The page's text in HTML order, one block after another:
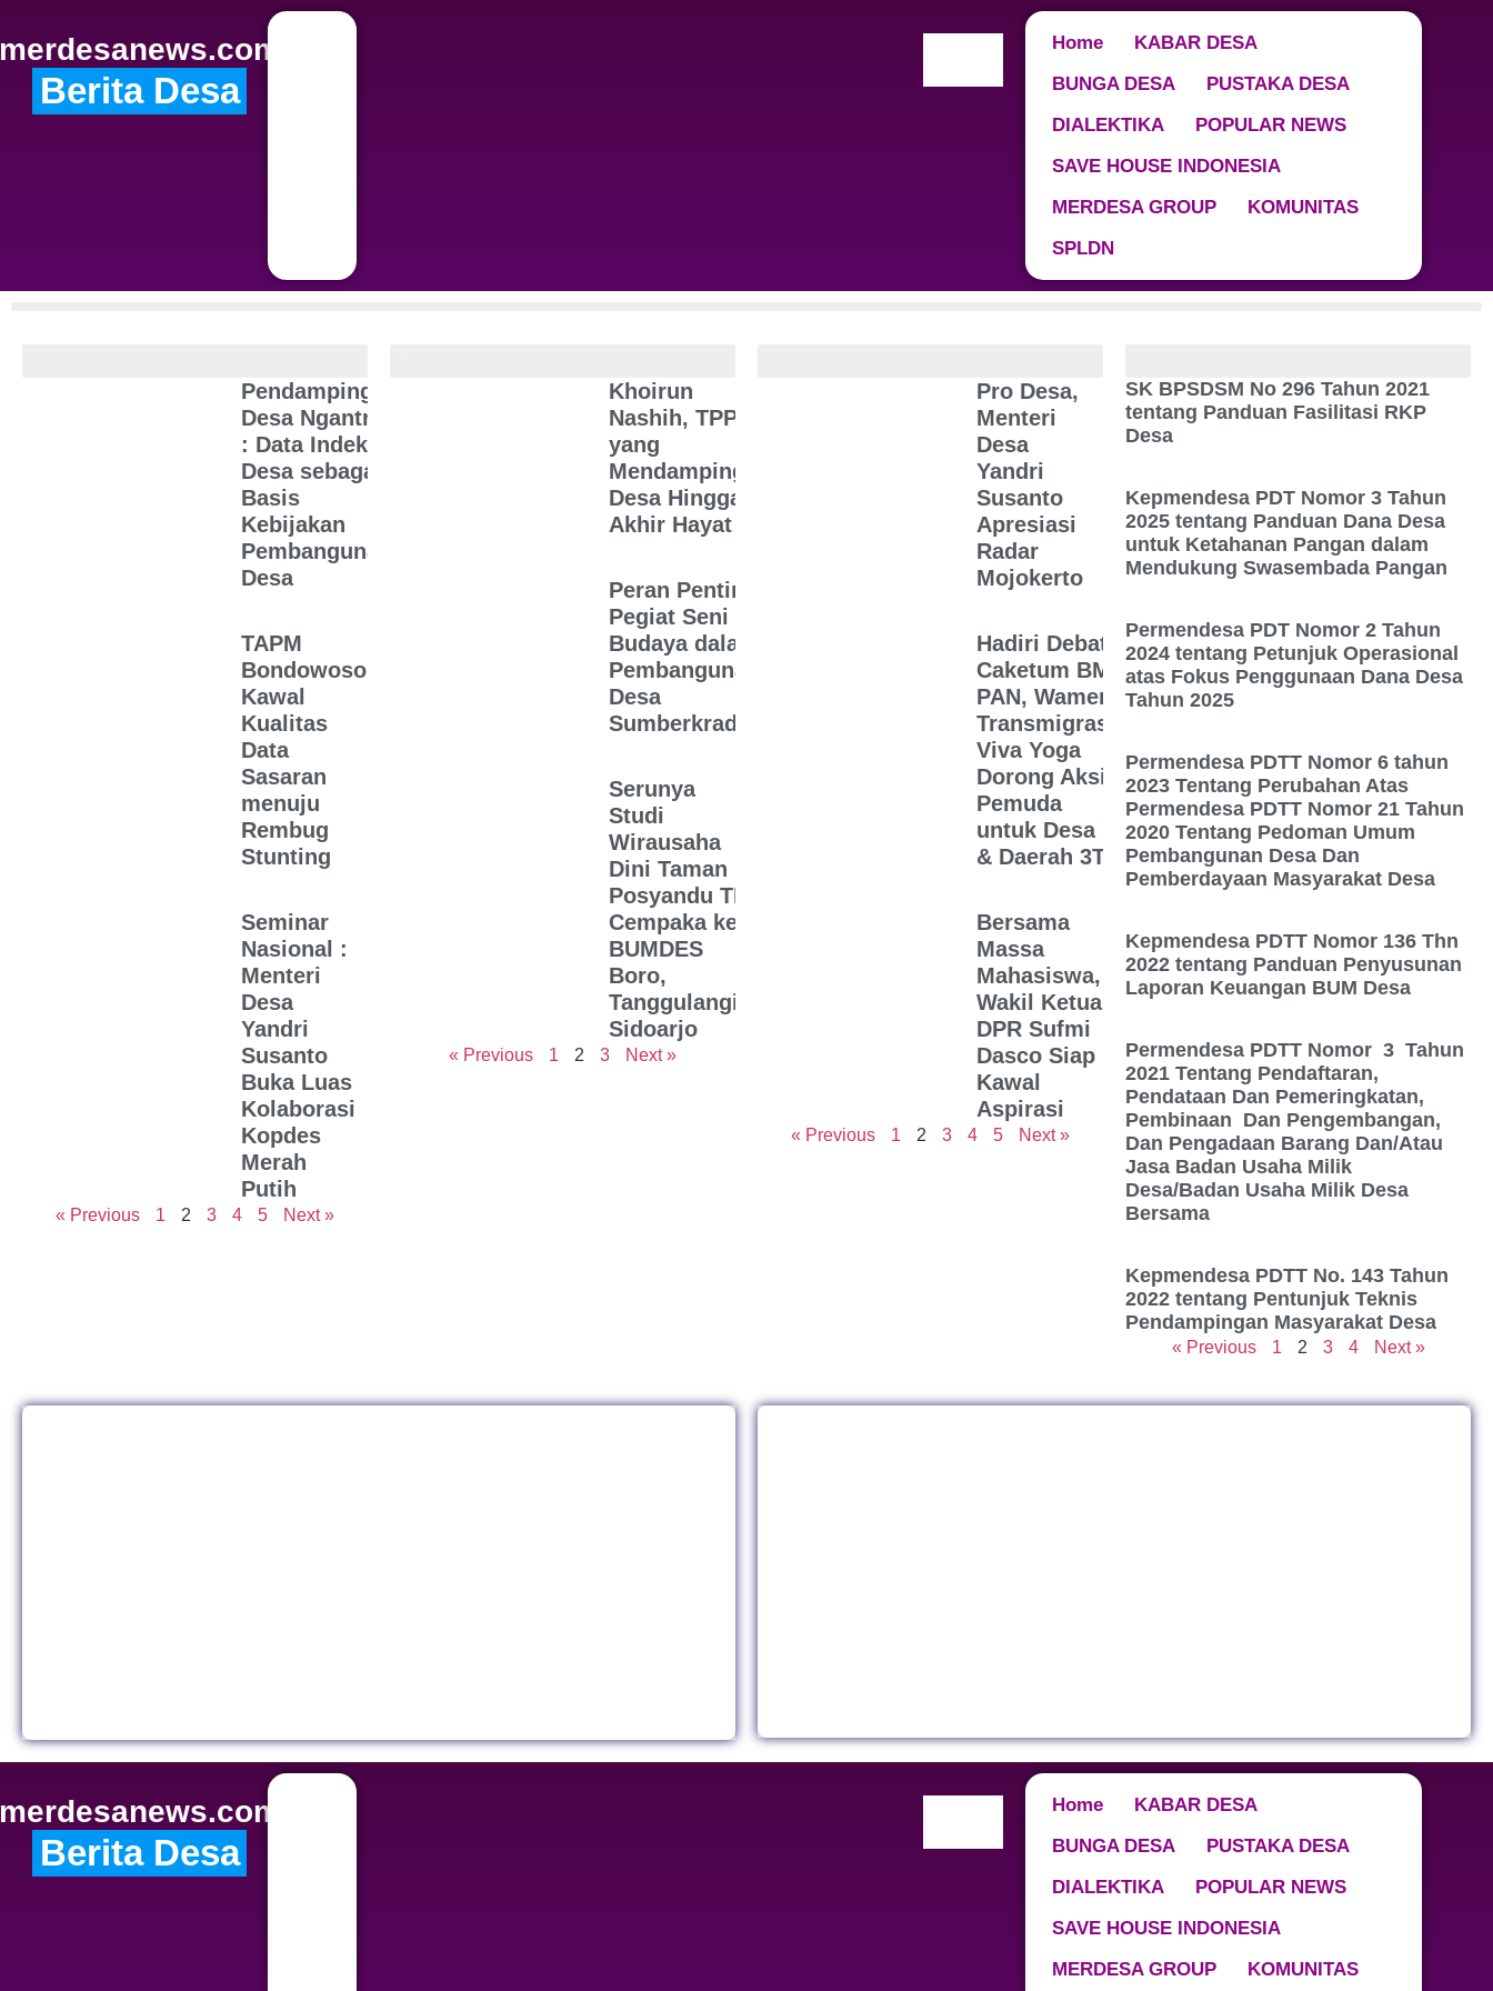
Berita Desa
Home
KABAR DESA
BUNGA DESA
PUSTAKA DESA
DIALEKTIKA
POPULAR NEWS
SAVE HOUSE INDONESIA
MERDESA GROUP
KOMUNITAS
SPLDN
Pendamping
Desa Ngantru
: Data Indeks
Desa sebagai
Basis
Kebijakan
Pembangunan
Desa
TAPM
Bondowoso
Kawal
Kualitas
Data
Sasaran
menuju
Rembug
Stunting
Seminar
Nasional :
Menteri
Desa
Yandri
Susanto
Buka Luas
Kolaborasi
Kopdes
Merah
Putih
« Previous 1 2 3 4 5 Next »
Khoirun
Nashih, TPP
yang
Mendampingi
Desa Hingga
Akhir Hayat
Peran Penting
Pegiat Seni dan
Budaya dalam
Pembangunan
Desa
Sumberkradenan
Serunya
Studi
Wirausaha
Dini Taman
Posyandu TK
Cempaka ke
BUMDES
Boro,
Tanggulangin
Sidoarjo
« Previous 1 2 3 Next »
Pro Desa,
Menteri
Desa
Yandri
Susanto
Apresiasi
Radar
Mojokerto
Hadiri Debat
Caketum BM
PAN, Wamen
Transmigrasi
Viva Yoga
Dorong Aksi
Pemuda
untuk Desa
& Daerah 3T
Bersama
Massa
Mahasiswa,
Wakil Ketua
DPR Sufmi
Dasco Siap
Kawal
Aspirasi
« Previous 1 2 3 4 5 Next »
SK BPSDSM No 296 Tahun 2021
tentang Panduan Fasilitasi RKP
Desa
Kepmendesa PDT Nomor 3 Tahun
2025 tentang Panduan Dana Desa
untuk Ketahanan Pangan dalam
Mendukung Swasembada Pangan
Permendesa PDT Nomor 2 Tahun
2024 tentang Petunjuk Operasional
atas Fokus Penggunaan Dana Desa
Tahun 2025
Permendesa PDTT Nomor 6 tahun
2023 Tentang Perubahan Atas
Permendesa PDTT Nomor 21 Tahun
2020 Tentang Pedoman Umum
Pembangunan Desa Dan
Pemberdayaan Masyarakat Desa
Kepmendesa PDTT Nomor 136 Thn
2022 tentang Panduan Penyusunan
Laporan Keuangan BUM Desa
Permendesa PDTT Nomor 3 Tahun
2021 Tentang Pendaftaran,
Pendataan Dan Pemeringkatan,
Pembinaan Dan Pengembangan,
Dan Pengadaan Barang Dan/Atau
Jasa Badan Usaha Milik
Desa/Badan Usaha Milik Desa
Bersama
Kepmendesa PDTT No. 143 Tahun
2022 tentang Pentunjuk Teknis
Pendampingan Masyarakat Desa
« Previous 1 2 3 4 Next »
Berita Desa
Home
KABAR DESA
BUNGA DESA
PUSTAKA DESA
DIALEKTIKA
POPULAR NEWS
SAVE HOUSE INDONESIA
MERDESA GROUP
KOMUNITAS